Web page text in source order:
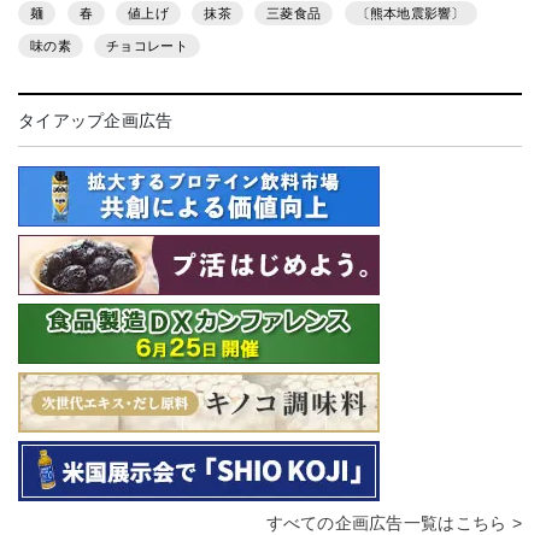
麺 春 値上げ 抹茶 三菱食品 〔熊本地震影響〕
味の素 チョコレート
タイアップ企画広告
すべての企画広告一覧はこちら >